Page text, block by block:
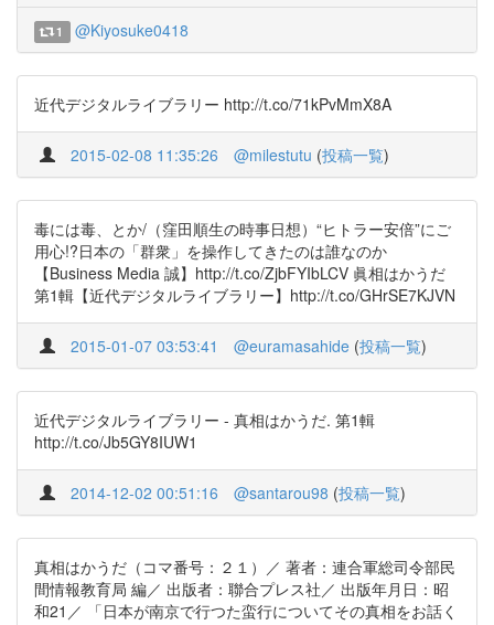
1 @Kiyosuke0418
近代デジタルライブラリー http://t.co/71kPvMmX8A
2015-02-08 11:35:26 @milestutu (投稿一覧)
毒には毒、とか/（窪田順生の時事日想）“ヒトラー安倍”にご
用心!?日本の「群衆」を操作してきたのは誰なのか
【Business Media 誠】http://t.co/ZjbFYIbLCV 眞相はかうだ
第1輯【近代デジタルライブラリー】http://t.co/GHrSE7KJVN
2015-01-07 03:53:41 @euramasahide (投稿一覧)
近代デジタルライブラリー - 真相はかうだ. 第1輯
http://t.co/Jb5GY8IUW1
2014-12-02 00:51:16 @santarou98 (投稿一覧)
真相はかうだ（コマ番号：２１）／ 著者：連合軍総司令部民
間情報教育局 編／ 出版者：聯合プレス社／ 出版年月日：昭
和21／ 「日本が南京で行つた蛮行についてその真相をお話く